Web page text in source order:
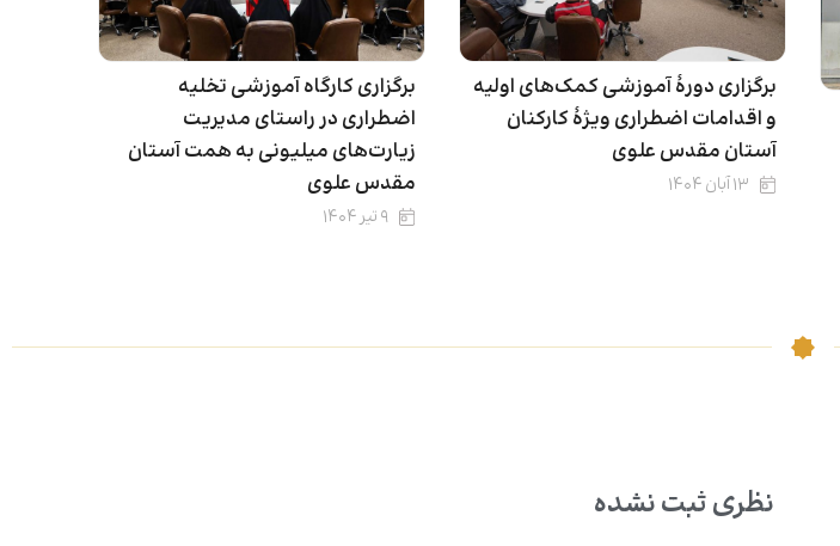
برگزاری دورۀ آموزشی کمک‌های اولیه
و اقدامات اضطراری ویژۀ کارکنان
آستان مقدس علوی
۱۳ آبان ۱۴۰۴
برگزاری کارگاه آموزشی تخلیه
اضطراری در راستای مدیریت
زیارت‌های میلیونی به همت آستان
مقدس علوی
۹ تیر ۱۴۰۴
نظری ثبت نشده